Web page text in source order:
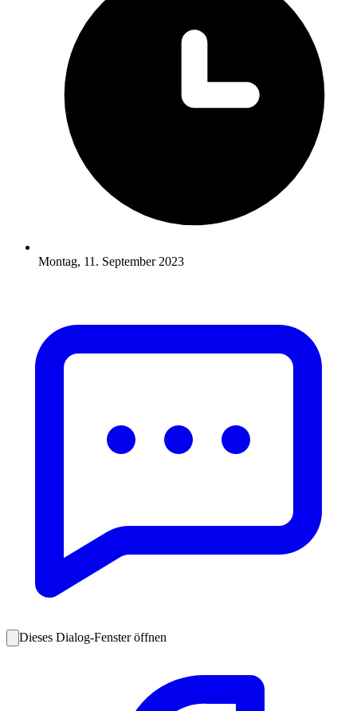
Montag, 11. September 2023
Dieses Dialog-Fenster öffnen